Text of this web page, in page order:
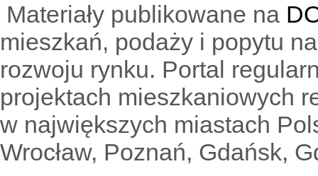
Materiały publikowane na
mieszkań, podaży i popytu
rozwoju rynku. Portal
projektach mieszkaniowych
w największych miastach
Wrocław, Poznań, Gdańsk,